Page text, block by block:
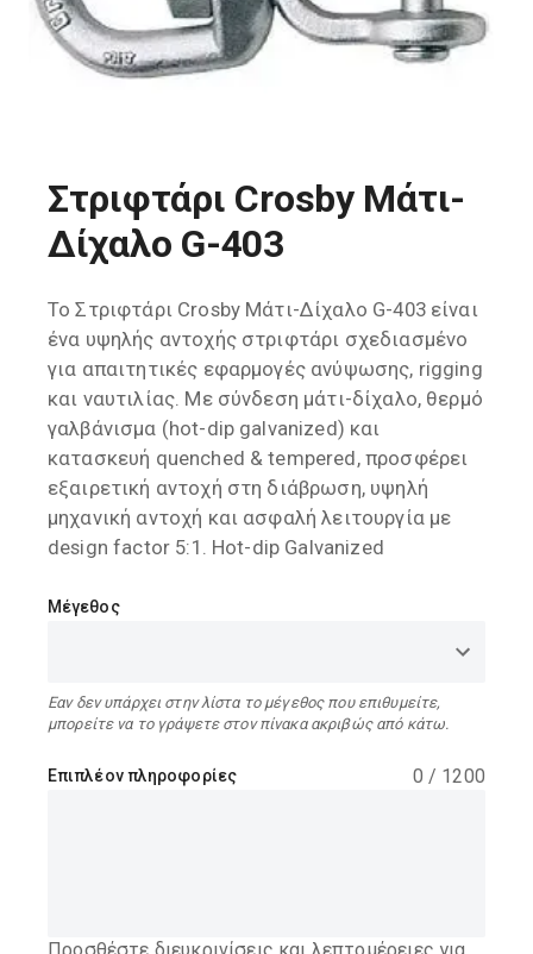
Στριφτάρι Crosby Μάτι-
Δίχαλο G-403
Το Στριφτάρι Crosby Μάτι-Δίχαλο G-403 είναι
ένα υψηλής αντοχής στριφτάρι σχεδιασμένο
για απαιτητικές εφαρμογές ανύψωσης, rigging
και ναυτιλίας. Με σύνδεση μάτι-δίχαλο, θερμό
γαλβάνισμα (hot-dip galvanized) και
κατασκευή quenched & tempered, προσφέρει
εξαιρετική αντοχή στη διάβρωση, υψηλή
μηχανική αντοχή και ασφαλή λειτουργία με
design factor 5:1. Hot-dip Galvanized
Μέγεθος
Εαν δεν υπάρχει στην λίστα το μέγεθος που επιθυμείτε,
μπορείτε να το γράψετε στον πίνακα ακριβώς από κάτω.
Επιπλέον πληροφορίες 0 / 1200